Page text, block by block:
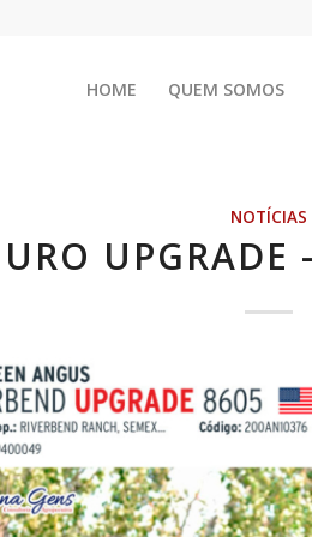
HOME QUEM SOMOS
NOTÍCIAS
UPGRADE